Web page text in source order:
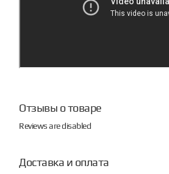
Отзывы о товаре
Reviews are disabled
Доставка и оплата